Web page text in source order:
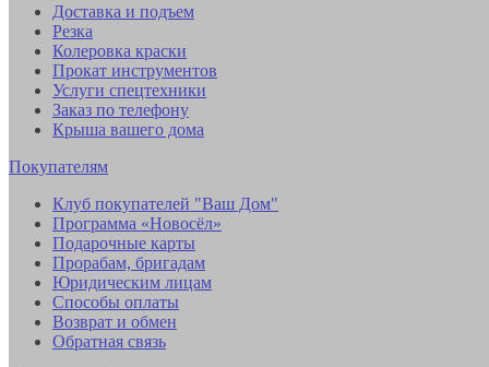
Доставка и подъем
Резка
Колеровка краски
Прокат инструментов
Услуги спецтехники
Заказ по телефону
Крыша вашего дома
Покупателям
Клуб покупателей "Ваш Дом"
Программа «Новосёл»
Подарочные карты
Прорабам, бригадам
Юридическим лицам
Способы оплаты
Возврат и обмен
Обратная связь